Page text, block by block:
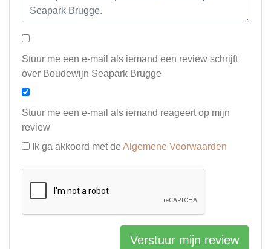
Stuur me een e-mail als iemand een review schrijft
over Boudewijn Seapark Brugge
Stuur me een e-mail als iemand reageert op mijn
review
Ik ga akkoord met de Algemene Voorwaarden
Verstuur mijn review